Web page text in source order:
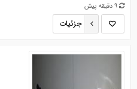
9 دقیقه پیش
جزئیات